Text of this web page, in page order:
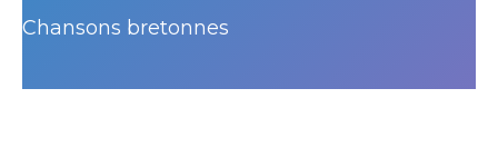
Chansons bretonnes